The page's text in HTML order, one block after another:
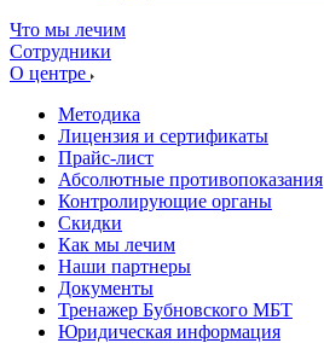
Что мы лечим
Сотрудники
О центре
Методика
Лицензия и сертификаты
Прайс-лист
Абсолютные противопоказания
Контролирующие органы
Скидки
Как мы лечим
Наши партнеры
Документы
Тренажер Бубновского МБТ
Юридическая информация